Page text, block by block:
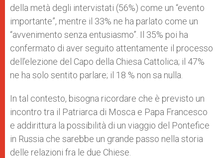
della metà degli intervistati (56%) come un “evento
importante”, mentre il 33% ne ha parlato come un
“avvenimento senza entusiasmo”. Il 35% poi ha
confermato di aver seguito attentamente il processo
dell’elezione del Capo della Chiesa Cattolica; il 47%
ne ha solo sentito parlare; il 18 % non sa nulla.
In tal contesto, bisogna ricordare che è previsto un
incontro tra il Patriarca di Mosca e Papa Francesco
e addirittura la possibilità di un viaggio del Pontefice
in Russia che sarebbe un grande passo nella storia
delle relazioni fra le due Chiese.